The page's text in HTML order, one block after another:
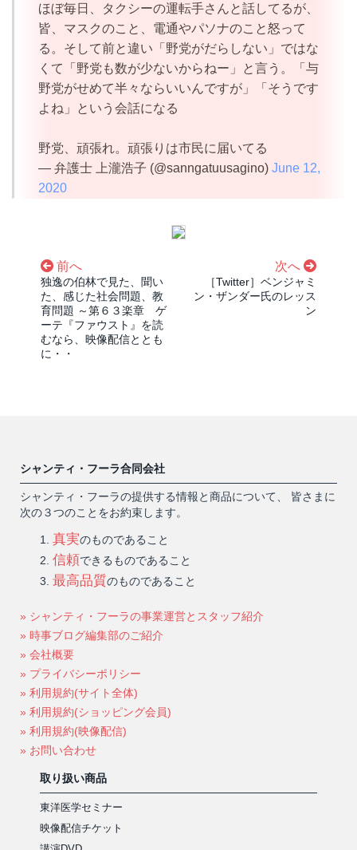
ほぼ毎日、タクシーの運転手さんと話してるが、
皆、マスクのこと、電通やパソナのこと怒って
る。そして前と違い「野党がだらしない」ではな
くて「野党も数が少ないからねー」と言う。「与
野党がせめて半々ならいいんですが」「そうです
よね」という会話になる
野党、頑張れ。頑張りは市民に届いてる
— 弁護士 上瀧浩子 (@sanngatuusagino) June 12,
2020
前へ
独逸の伯林で見た、聞い
た、感じた社会問題、教
育問題 ～第６３楽章 ゲ
ーテ『ファウスト』を読
むなら、映像配信ととも
に・・
次へ
［Twitter］ベンジャミ
ン・ザンダー氏のレッス
ン
シャンティ・フーラ合同会社
シャンティ・フーラの提供する情報と商品について、 皆さまに
次の３つのことをお約束します。
真実のものであること
信頼できるものであること
最高品質のものであること
» シャンティ・フーラの事業運営とスタッフ紹介
» 時事ブログ編集部のご紹介
» 会社概要
» プライバシーポリシー
» 利用規約(サイト全体)
» 利用規約(ショッピング会員)
» 利用規約(映像配信)
» お問い合わせ
取り扱い商品
東洋医学セミナー
映像配信チケット